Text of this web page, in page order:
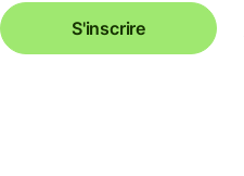
S'inscrire